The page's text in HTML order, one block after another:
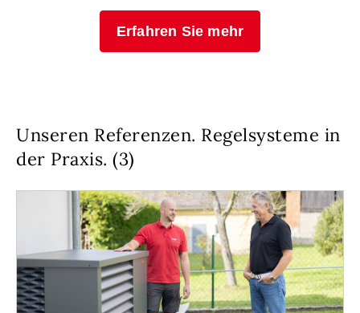
Erfahren Sie mehr
Unseren Referenzen. Regelsysteme in
der Praxis. (3)